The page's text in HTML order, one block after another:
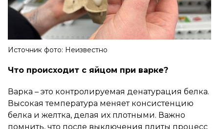
Источник фото: Неизвестно
Что происходит с яйцом при варке?
Варка – это контролируемая денатурация белка.
Высокая температура меняет консистенцию
белка и желтка, делая их плотными. Важно
помнить, что после выключения плиты процесс